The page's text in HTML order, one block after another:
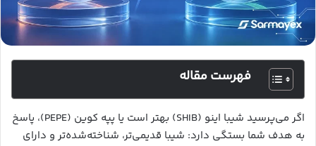
فهرست مقاله
اگر می‌پرسید شیبا اینو (SHIB) بهتر است یا پپه کوین (PEPE)، پاسخ
به هدف شما بستگی دارد: شیبا قدیمی‌تر، شناخته‌شده‌تر و دارای